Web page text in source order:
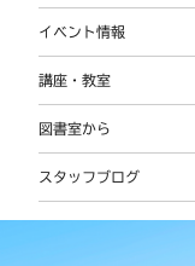
イベント情報
講座・教室
図書室から
スタッフブログ